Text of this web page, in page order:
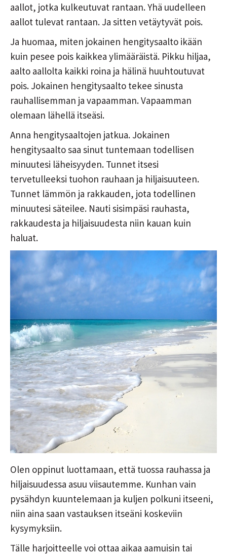
aallot, jotka kulkeutuvat rantaan. Yhä uudelleen
aallot tulevat rantaan. Ja sitten vetäytyvät pois.
Ja huomaa, miten jokainen hengitysaalto ikään
kuin pesee pois kaikkea ylimääräistä. Pikku hiljaa,
aalto aallolta kaikki roina ja hälinä huuhtoutuvat
pois. Jokainen hengitysaalto tekee sinusta
rauhallisemman ja vapaamman. Vapaamman
olemaan lähellä itseäsi.
Anna hengitysaaltojen jatkua. Jokainen
hengitysaalto saa sinut tuntemaan todellisen
minuutesi läheisyyden. Tunnet itsesi
tervetulleeksi tuohon rauhaan ja hiljaisuuteen.
Tunnet lämmön ja rakkauden, jota todellinen
minuutesi säteilee. Nauti sisimpäsi rauhasta,
rakkaudesta ja hiljaisuudesta niin kauan kuin
haluat.
Olen oppinut luottamaan, että tuossa rauhassa ja
hiljaisuudessa asuu viisautemme. Kunhan vain
pysähdyn kuuntelemaan ja kuljen polkuni itseeni,
niin aina saan vastauksen itseäni koskeviin
kysymyksiin.
Tälle harjoitteelle voi ottaa aikaa aamuisin tai